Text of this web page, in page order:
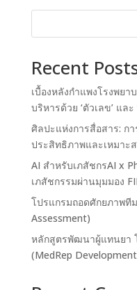
Recent
เบื้องหลังกำแพงโรงพยา
บริหารด้วย ‘ตัวเลข’ และ
ศิลปะแห่งการสื่อสาร: ก
ประสิทธิภาพและเหมาะ
AI สำหรับเภสัชกรAI x
เภสัชกรรมผ่านมุมมอง
โปรแกรมถอดศักยภาพที
Assessment)
หลักสูตรพัฒนาผู้แทนยา
(MedRep